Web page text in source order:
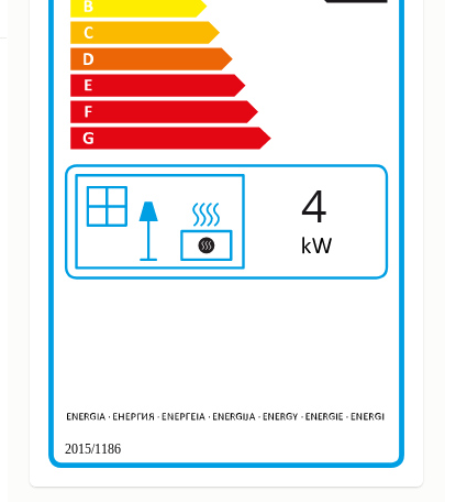
2015/1186
4